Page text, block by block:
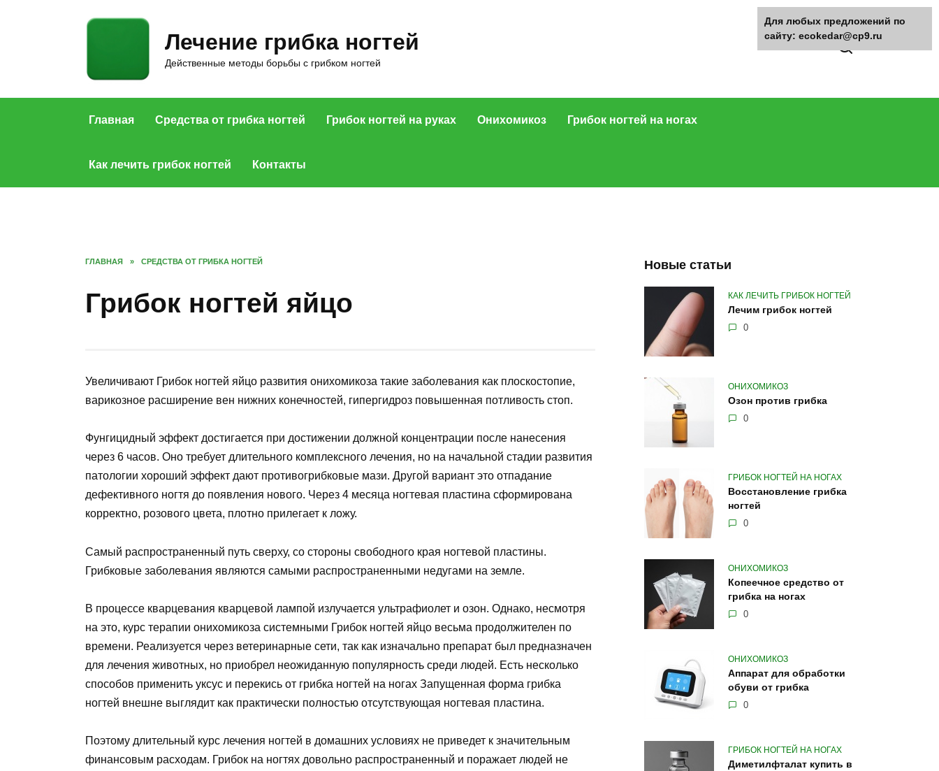
Лечение грибка ногтей
Действенные методы борьбы с грибком ногтей
Главная Средства от грибка ногтей Грибок ногтей на руках Онихомикоз Грибок ногтей на ногах
Как лечить грибок ногтей Контакты
ГЛАВНАЯ » СРЕДСТВА ОТ ГРИБКА НОГТЕЙ
Грибок ногтей яйцо
Увеличивают Грибок ногтей яйцо развития онихомикоза такие заболевания как плоскостопие,
варикозное расширение вен нижних конечностей, гипергидроз повышенная потливость стоп.
Фунгицидный эффект достигается при достижении должной концентрации после нанесения
через 6 часов. Оно требует длительного комплексного лечения, но на начальной стадии развития
патологии хороший эффект дают противогрибковые мази. Другой вариант это отпадание
дефективного ногтя до появления нового. Через 4 месяца ногтевая пластина сформирована
корректно, розового цвета, плотно прилегает к ложу.
Самый распространенный путь сверху, со стороны свободного края ногтевой пластины.
Грибковые заболевания являются самыми распространенными недугами на земле.
В процессе кварцевания кварцевой лампой излучается ультрафиолет и озон. Однако, несмотря
на это, курс терапии онихомикоза системными Грибок ногтей яйцо весьма продолжителен по
времени. Реализуется через ветеринарные сети, так как изначально препарат был предназначен
для лечения животных, но приобрел неожиданную популярность среди людей. Есть несколько
способов применить уксус и перекись от грибка ногтей на ногах Запущенная форма грибка
ногтей внешне выглядит как практически полностью отсутствующая ногтевая пластина.
Поэтому длительный курс лечения ногтей в домашних условиях не приведет к значительным
финансовым расходам. Грибок на ногтях довольно распространенный и поражает людей не
Новые статьи
КАК ЛЕЧИТЬ ГРИБОК НОГТЕЙ
Лечим грибок ногтей
0
ОНИХОМИКОЗ
Озон против грибка
0
ГРИБОК НОГТЕЙ НА НОГАХ
Восстановление грибка
ногтей
0
ОНИХОМИКОЗ
Копеечное средство от
грибка на ногах
0
ОНИХОМИКОЗ
Аппарат для обработки
обуви от грибка
0
ГРИБОК НОГТЕЙ НА НОГАХ
Диметилфталат купить в
Для любых предложений по
сайту: ecokedar@cp9.ru